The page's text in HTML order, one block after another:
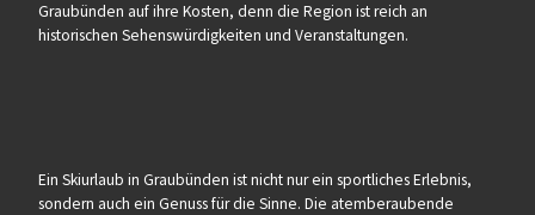
Graubünden auf ihre Kosten, denn die Region ist reich an
historischen Sehenswürdigkeiten und Veranstaltungen.
Ein Skiurlaub in Graubünden ist nicht nur ein sportliches Erlebnis,
sondern auch ein Genuss für die Sinne. Die atemberaubende